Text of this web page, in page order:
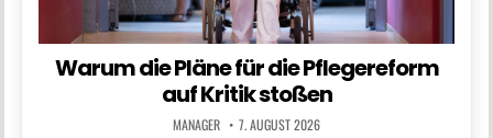
Warum die Pläne für die Pflegereform
auf Kritik stoßen
MANAGER 7. AUGUST 2026